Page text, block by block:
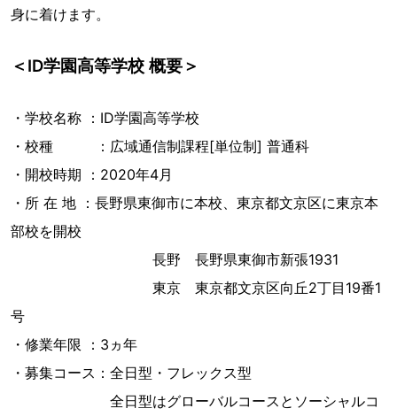
身に着けます。
＜ID学園高等学校 概要＞
・学校名称 ：ID学園高等学校
・校種 ：広域通信制課程[単位制] 普通科
・開校時期 ：2020年4月
・所 在 地 ：長野県東御市に本校、東京都文京区に東京本
部校を開校
長野 長野県東御市新張1931
東京 東京都文京区向丘2丁目19番1
号
・修業年限 ：3ヵ年
・募集コース：全日型・フレックス型
全日型はグローバルコースとソーシャルコ